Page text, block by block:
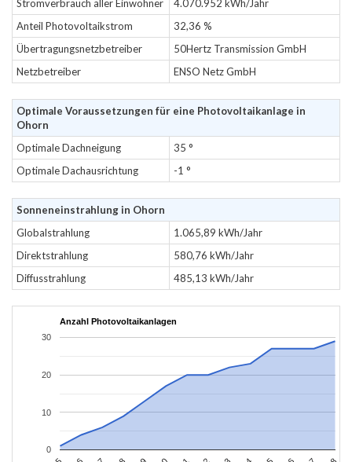
Stromverbrauch aller Einwohner
4.070.952 kWh/Jahr
Anteil Photovoltaikstrom
32,36 %
Übertragungsnetzbetreiber
50Hertz Transmission GmbH
Netzbetreiber
ENSO Netz GmbH
Optimale Voraussetzungen für eine Photovoltaikanlage in
Ohorn
Optimale Dachneigung
35 °
Optimale Dachausrichtung
-1 °
Sonneneinstrahlung in Ohorn
Globalstrahlung
1.065,89 kWh/Jahr
Direktstrahlung
580,76 kWh/Jahr
Diffusstrahlung
485,13 kWh/Jahr
Anzahl Photovoltaikanlagen
0
10
20
30